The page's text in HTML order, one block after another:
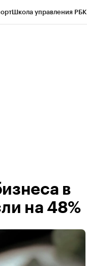
Школа управления РБК
в
на 48%